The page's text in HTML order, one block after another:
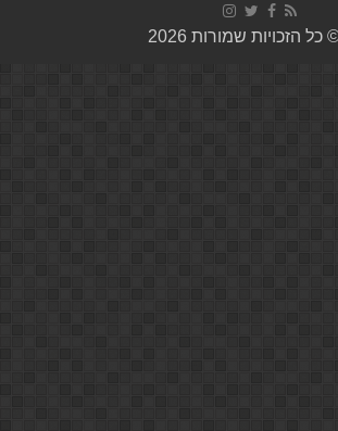
כל הזכויות שמורות 2026